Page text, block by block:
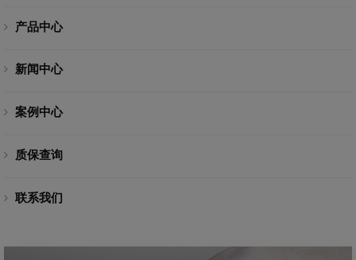
产品中心
新闻中心
案例中心
质保查询
联系我们